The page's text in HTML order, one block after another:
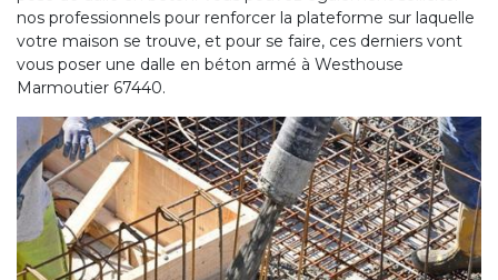
nos professionnels pour renforcer la plateforme sur laquelle
votre maison se trouve, et pour se faire, ces derniers vont
vous poser une dalle en béton armé à Westhouse
Marmoutier 67440.